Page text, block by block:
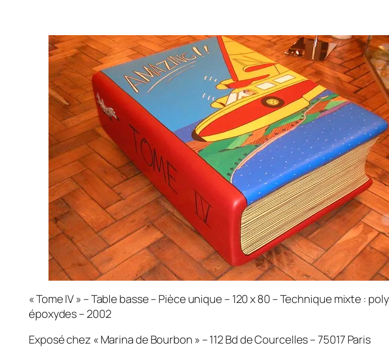
« Tome IV » – Table basse – Pièce unique – 120 x 80 – Technique mixte :
époxydes – 2002
Exposé chez « Marina de Bourbon » – 112 Bd de Courcelles – 75017 Paris